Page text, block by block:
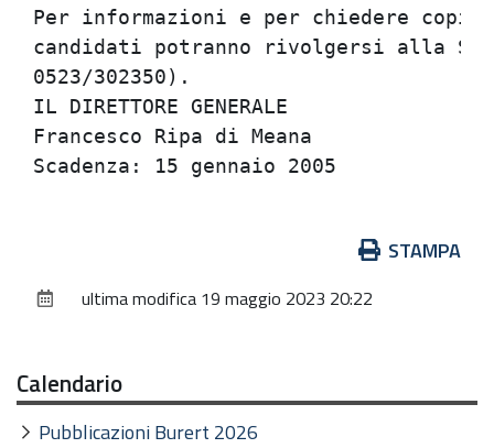
Per informazioni e per
candidati potranno rivolgersi
0523/
IL
Francesco
documento
STAMPA
ultima modifica 19 maggio 2023 20:22
Calendario
Pubblicazioni Burert 2026